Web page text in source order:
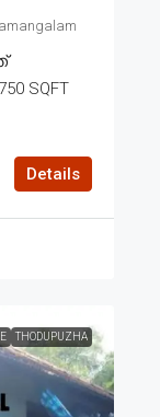
SQFT
Details
THODUPUZHA